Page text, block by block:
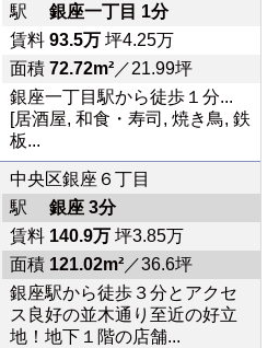
駅 銀座一丁目 1分
賃料 93.5万坪4.25万
面積 72.72m²／21.99坪
銀座一丁目駅から徒歩１分...
[居酒屋, 和食・寿司, 焼き鳥, 鉄
板...
中央区銀座６丁目
駅 銀座 3分
賃料 140.9万坪3.85万
面積 121.02m²／36.6坪
銀座駅から徒歩３分とアクセ
ス良好の並木通り至近の好立
地！地下１階の店舗...